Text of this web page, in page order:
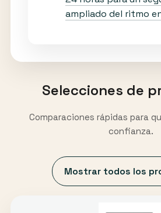
ampliado del ritmo
Selecciones de
Comparaciones rápidas para
confianza.
Mostrar todos los